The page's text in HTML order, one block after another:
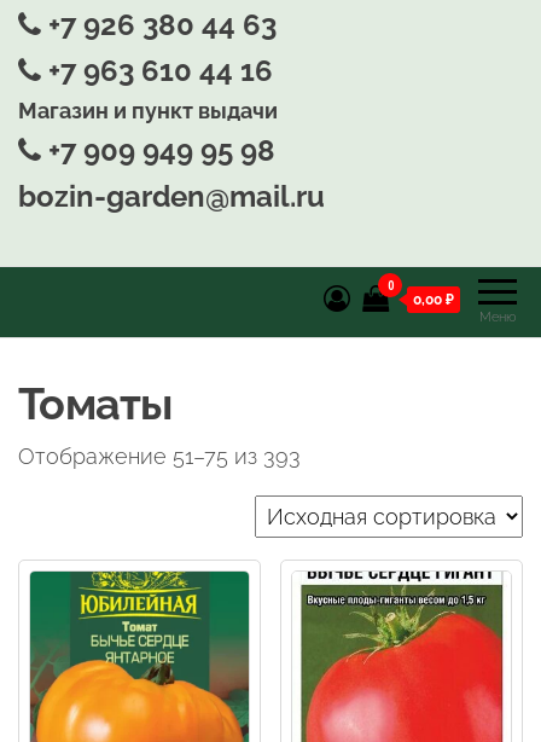
+7 926 380 44 63
+7 963 610 44 16
Магазин и пункт выдачи
+7 909 949 95 98
bozin-garden@mail.ru
Меню
0
0,00 ₽
Томаты
Отображение 51–75 из 393